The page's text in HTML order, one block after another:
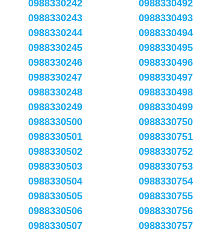
0988330242
0988330243
0988330244
0988330245
0988330246
0988330247
0988330248
0988330249
0988330492
0988330493
0988330494
0988330495
0988330496
0988330497
0988330498
0988330499
0988330500
0988330501
0988330502
0988330503
0988330504
0988330505
0988330506
0988330507
0988330750
0988330751
0988330752
0988330753
0988330754
0988330755
0988330756
0988330757